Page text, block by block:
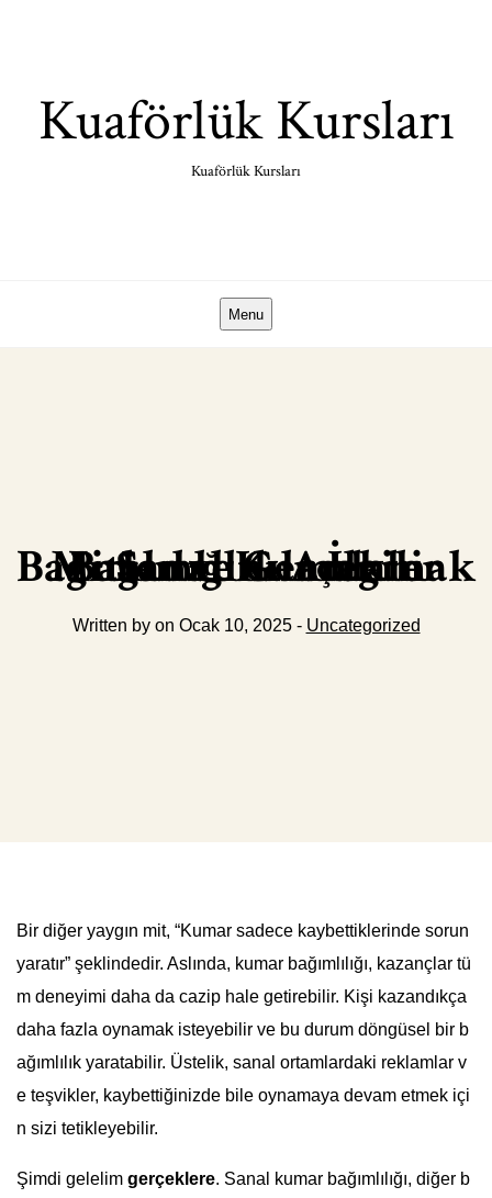
Kuaförlük Kursları
Kuaförlük Kursları
Menu
Sanal Kumar Bağımlılığını Anlamak Bağımlılıkla İlgili Mitler ve Gerçekler
Written by on Ocak 10, 2025 - Uncategorized
Bir diğer yaygın mit, “Kumar sadece kaybettiklerinde sorun
yaratır” şeklindedir. Aslında, kumar bağımlılığı, kazançlar tü
m deneyimi daha da cazip hale getirebilir. Kişi kazandıkça
daha fazla oynamak isteyebilir ve bu durum döngüsel bir b
ağımlılık yaratabilir. Üstelik, sanal ortamlardaki reklamlar v
e teşvikler, kaybettiğinizde bile oynamaya devam etmek içi
n sizi tetikleyebilir.
Şimdi gelelim gerçeklere. Sanal kumar bağımlılığı, diğer b